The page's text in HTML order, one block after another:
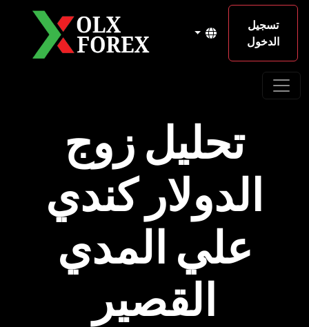
تسجيل
الدخول
تحليل زوج
الدولار كندي
علي المدي
القصير